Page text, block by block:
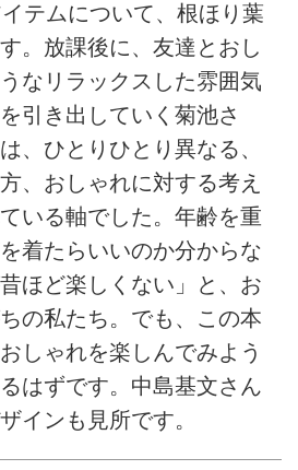
テムについて、根ほり葉
。放課後に、友達とおし
なリラックスした雰囲気
引き出していく菊池さ
、ひとりひとり異なる、
、おしゃれに対する考え
いる軸でした。年齢を重
着たらいいのか分からな
ほど楽しくない」と、お
の私たち。でも、この本
しゃれを楽しんでみよう
はずです。中島基文さん
インも見所です。